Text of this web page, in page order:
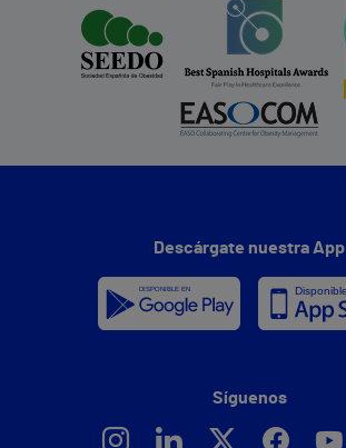
Descárgate nuestra App
Síguenos